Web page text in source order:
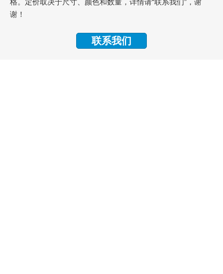
格。定价取决于尺寸、颜色和数量，详情请“联系我们”，谢
谢！
联系我们